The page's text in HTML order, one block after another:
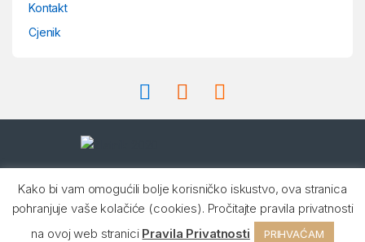
o
Kontakt
Cjenik
24/7!
+385 99 22 77 109,
+385 99 22 77 122
Kako bi vam omogućili bolje korisničko iskustvo, ova stranica
pohranjuje vaše kolačiće (cookies). Pročitajte pravila privatnosti
na ovoj web stranici Pravila Privatnosti PRIHVAĆAM